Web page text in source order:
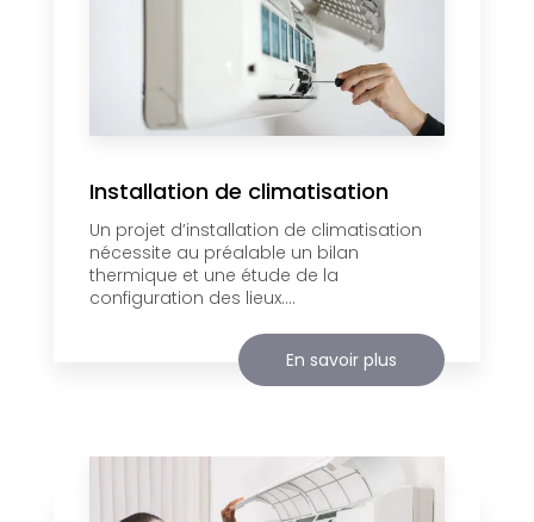
Installation de climatisation
Un projet d’installation de climatisation
nécessite au préalable un bilan
thermique et une étude de la
configuration des lieux....
En savoir plus